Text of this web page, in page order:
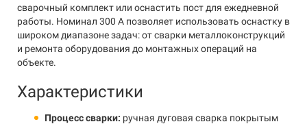
сварочный комплект или оснастить пост для ежедневной
работы. Номинал 300 А позволяет использовать оснастку в
широком диапазоне задач: от сварки металлоконструкций
и ремонта оборудования до монтажных операций на
объекте.
Характеристики
Процесс сварки: ручная дуговая сварка покрытым